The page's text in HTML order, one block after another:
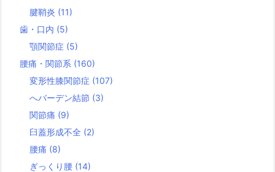
腱鞘炎 (11)
歯・口内 (5)
顎関節症 (5)
腰痛・関節系 (160)
変形性膝関節症 (107)
へバーデン結節 (3)
関節痛 (9)
臼蓋形成不全 (2)
腰痛 (8)
ぎっくり腰 (14)